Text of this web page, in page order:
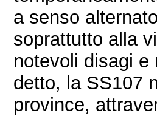
a senso
soprattutto alla
notevoli disagi e
detto, la SS107
province,